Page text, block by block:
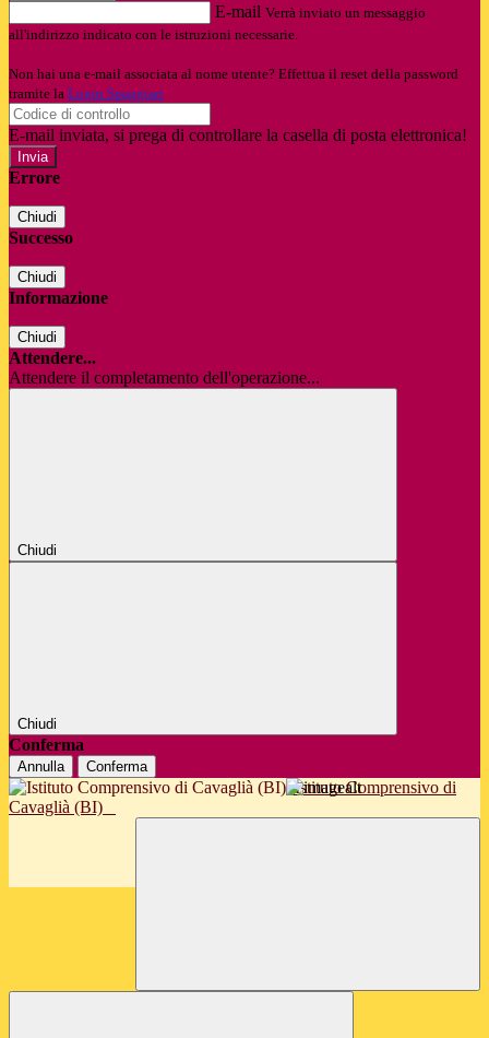
E-mail Verrà inviato un messaggio
all'indirizzo indicato con le istruzioni necessarie.
Non hai una e-mail associata al nome utente? Effettua il reset della password
tramite la Login Spaggiari
E-mail inviata, si prega di controllare la casella di posta elettronica!
Errore
Chiudi
Successo
Chiudi
Informazione
Chiudi
Attendere...
Attendere il completamento dell'operazione...
Chiudi
Chiudi
Conferma
Annulla Conferma
Istituto Comprensivo di
Cavaglià (BI)